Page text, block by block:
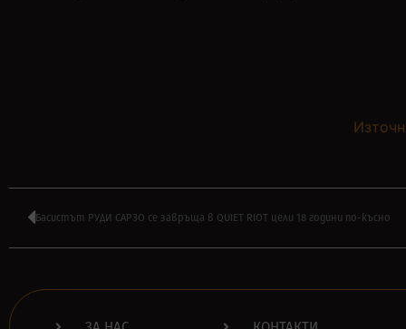
Басистът РУДИ САРЗО се завръща в QUIET RIOT цели 18 години по-късно